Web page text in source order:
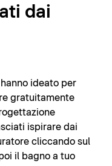
dai
ideato per
gratuitamente
ispirare dai
cliccando sul
il bagno a tuo